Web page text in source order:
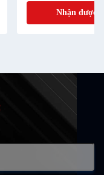
Nhận được